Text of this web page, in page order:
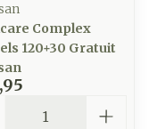
Complex
120+30 Gratuit